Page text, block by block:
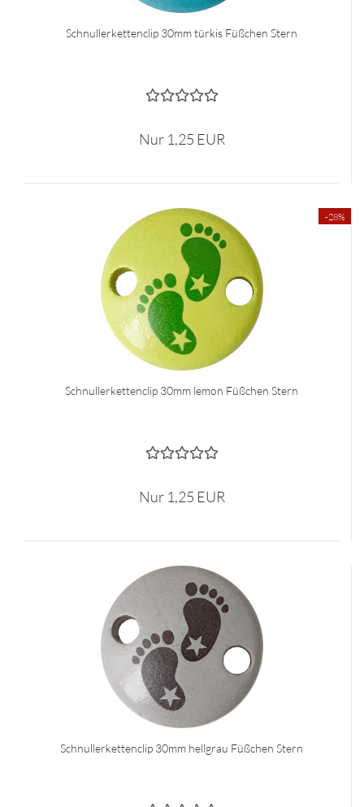
Schnullerkettenclip 30mm türkis Füßchen Stern
Nur 1,25 EUR
-28%
Schnullerkettenclip 30mm lemon Füßchen Stern
Nur 1,25 EUR
Schnullerkettenclip 30mm hellgrau Füßchen Stern